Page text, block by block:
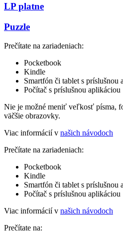
LP platne
Puzzle
Prečítate na zariadeniach:
Pocketbook
Kindle
Smartfón či tablet s príslušnou
Počítač s príslušnou aplikáciou
Nie je možné meniť veľkosť písma,
väčšie obrazovky.
Viac informácií v našich návodoch
Prečítate na zariadeniach:
Pocketbook
Kindle
Smartfón či tablet s príslušnou
Počítač s príslušnou aplikáciou
Viac informácií v našich návodoch
Prečítate na: